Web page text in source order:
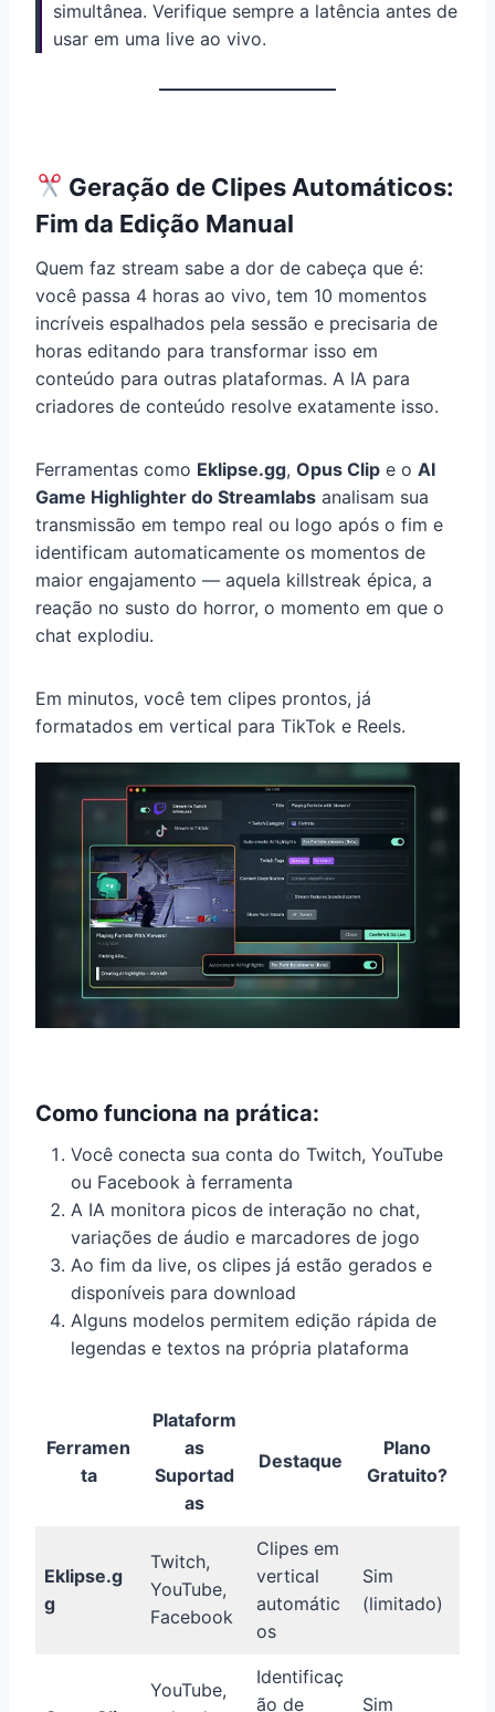
simultânea. Verifique sempre a latência antes de
usar em uma live ao vivo.
Geração de Clipes Automáticos:
Fim da Edição Manual
Quem faz stream sabe a dor de cabeça que é:
você passa 4 horas ao vivo, tem 10 momentos
incríveis espalhados pela sessão e precisaria de
horas editando para transformar isso em
conteúdo para outras plataformas. A IA para
criadores de conteúdo resolve exatamente isso.
Ferramentas como Eklipse.gg, Opus Clip e o AI
Game Highlighter do Streamlabs analisam sua
transmissão em tempo real ou logo após o fim e
identificam automaticamente os momentos de
maior engajamento — aquela killstreak épica, a
reação no susto do horror, o momento em que o
chat explodiu.
Em minutos, você tem clipes prontos, já
formatados em vertical para TikTok e Reels.
Como funciona na prática:
Você conecta sua conta do Twitch, YouTube
ou Facebook à ferramenta
A IA monitora picos de interação no chat,
variações de áudio e marcadores de jogo
Ao fim da live, os clipes já estão gerados e
disponíveis para download
Alguns modelos permitem edição rápida de
legendas e textos na própria plataforma
Ferramen
ta
Plataform
as
Suportad
as
Destaque
Plano
Gratuito?
Eklipse.g
g
Twitch,
YouTube,
Facebook
Clipes em
vertical
automátic
os
Sim
(limitado)
YouTube,
Identificaç
ão de
Sim